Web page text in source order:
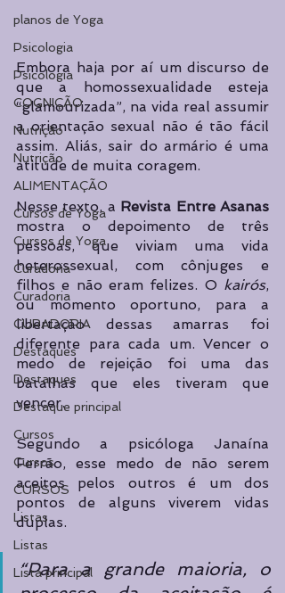
planos de Yoga
Psicologia
Psicologia
COGNIÇÃO
Nutrição
Nutrição
ALIMENTAÇÃO
Cursos de Yoga
Cursos de Yoga
Curadoria
Curadoria
CURADORIA
Destaques
Destaques
Destaque principal
Cursos
Cursos
CURSOS
Listas
Listas
Lista principal
Embora haja por aí um discurso de
que a homossexualidade esteja
“glamourizada”, na vida real assumir
a orientação sexual não é tão fácil
assim. Aliás, sair do armário é uma
atitude de muita coragem.
Nesse texto, a Revista Entre Asanas
mostra o depoimento de três
pessoas, que viviam uma vida
heterossexual, com cônjuges e
filhos e não eram felizes. O kairós,
ou momento oportuno, para a
libertação dessas amarras foi
diferente para cada um. Vencer o
medo de rejeição foi uma das
batalhas que eles tiveram que
vencer.
Segundo a psicóloga Janaína
Ferrão, esse medo de não serem
aceitos pelos outros é um dos
pontos de alguns viverem vidas
duplas.
“Para a grande maioria, o